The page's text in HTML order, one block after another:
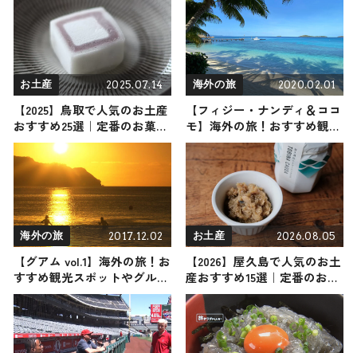
お土産 2025.07.14
【2025】鳥取で人気のお土産
おすすめ25選｜定番のお菓子
からおしゃれなお土産・雑貨
まで幅広く紹介
海外の旅 2020.02.01
【フィジー・ナンディ＆ココ
モ】海外の旅！おすすめ観光
スポットやグルメをリポート
海外の旅 2017.12.02
【グアム vol.1】海外の旅！お
すすめ観光スポットやグルメ
をリポート
お土産 2026.08.05
【2026】屋久島で人気のお土
産おすすめ15選｜定番のお菓
子から屋久島限定、ばらまき
用まで幅広く紹介